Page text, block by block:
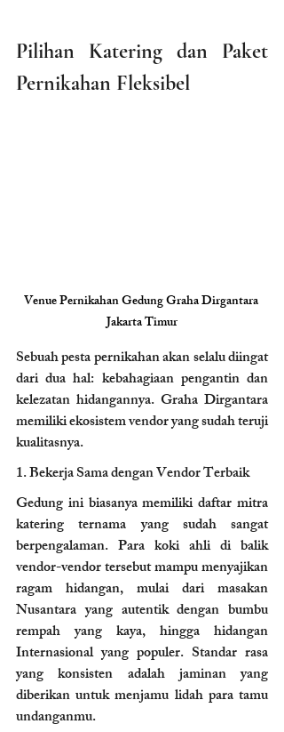
Pilihan Katering dan Paket
Pernikahan Fleksibel
Venue Pernikahan Gedung Graha Dirgantara
Jakarta Timur
Sebuah pesta pernikahan akan selalu diingat
dari dua hal: kebahagiaan pengantin dan
kelezatan hidangannya. Graha Dirgantara
memiliki ekosistem vendor yang sudah teruji
kualitasnya.
1. Bekerja Sama dengan Vendor Terbaik
Gedung ini biasanya memiliki daftar mitra
katering ternama yang sudah sangat
berpengalaman. Para koki ahli di balik
vendor-vendor tersebut mampu menyajikan
ragam hidangan, mulai dari masakan
Nusantara yang autentik dengan bumbu
rempah yang kaya, hingga hidangan
Internasional yang populer. Standar rasa
yang konsisten adalah jaminan yang
diberikan untuk menjamu lidah para tamu
undanganmu.